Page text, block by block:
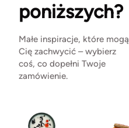
poniższych?
Małe inspiracje, które mogą
Cię zachwycić – wybierz
coś, co dopełni Twoje
zamówienie.